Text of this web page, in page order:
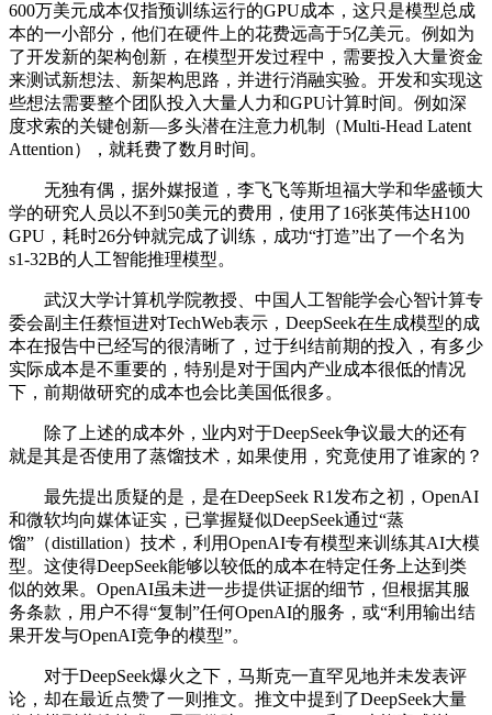
600万美元成本仅指预训练运行的GPU成本，这只是模型总成
本的一小部分，他们在硬件上的花费远高于5亿美元。例如为
了开发新的架构创新，在模型开发过程中，需要投入大量资金
来测试新想法、新架构思路，并进行消融实验。开发和实现这
些想法需要整个团队投入大量人力和GPU计算时间。例如深
度求索的关键创新—多头潜在注意力机制（Multi-Head Latent
Attention），就耗费了数月时间。
无独有偶，据外媒报道，李飞飞等斯坦福大学和华盛顿大
学的研究人员以不到50美元的费用，使用了16张英伟达H100
GPU，耗时26分钟就完成了训练，成功“打造”出了一个名为
s1-32B的人工智能推理模型。
武汉大学计算机学院教授、中国人工智能学会心智计算专
委会副主任蔡恒进对TechWeb表示，DeepSeek在生成模型的成
本在报告中已经写的很清晰了，过于纠结前期的投入，有多少
实际成本是不重要的，特别是对于国内产业成本很低的情况
下，前期做研究的成本也会比美国低很多。
除了上述的成本外，业内对于DeepSeek争议最大的还有
就是其是否使用了蒸馏技术，如果使用，究竟使用了谁家的？
最先提出质疑的是，是在DeepSeek R1发布之初，OpenAI
和微软均向媒体证实，已掌握疑似DeepSeek通过“蒸
馏”（distillation）技术，利用OpenAI专有模型来训练其AI大模
型。这使得DeepSeek能够以较低的成本在特定任务上达到类
似的效果。OpenAI虽未进一步提供证据的细节，但根据其服
务条款，用户不得“复制”任何OpenAI的服务，或“利用输出结
果开发与OpenAI竞争的模型”。
对于DeepSeek爆火之下，马斯克一直罕见地并未发表评
论，却在最近点赞了一则推文。推文中提到了DeepSeek大量